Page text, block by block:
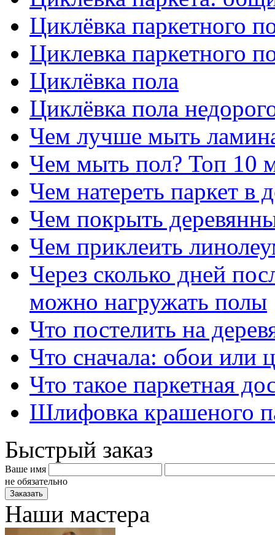
Циклёвка паркетного
Циклевка паркетного
Циклёвка пола
Циклёвка пола
Чем лучше мыть
Чем мыть пол? Топ 10
Чем натереть паркет в
Чем покрыть
Чем приклеить
Через сколько дней
можно нагружать полы
Что постелить на
Что сначала: обои или
Что такое паркетная
Шлифовка крашеного
Быстрый заказ
Ваше имя
не обязательно
Наши мастера